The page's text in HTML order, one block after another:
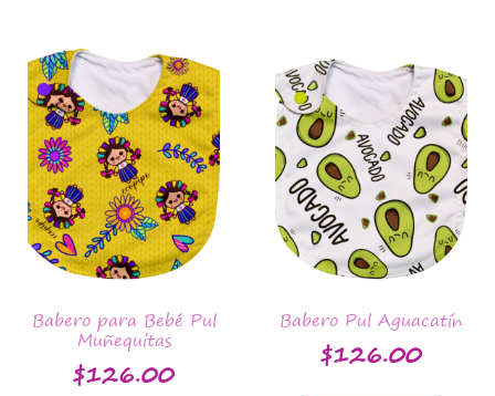
Babero para Bebé Pul
Muñequitas
$126.00
Babero Pul Aguacatín
$126.00